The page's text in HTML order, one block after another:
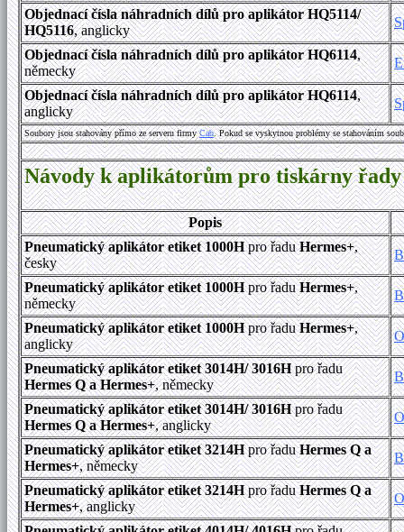
Objednací čísla náhradních dílů pro aplikátor HQ5114/
HQ5116, anglicky
Objednací čísla náhradních dílů pro aplikátor HQ6114,
německy
Objednací čísla náhradních dílů pro aplikátor HQ6114,
anglicky
Soubory jsou stahovány přímo ze serveru firmyCab. Pokud se vyskytnou problémy se stahováním
Návody k aplikátorům pro tiskárny řady
Popis
Pneumatický aplikátor etiket 1000Hpro řaduHermes+,
česky
Pneumatický aplikátor etiket 1000Hpro řaduHermes+,
německy
Pneumatický aplikátor etiket 1000Hpro řaduHermes+,
anglicky
Pneumatický aplikátor etiket 3014H/ 3016Hpro řadu
Hermes Q a Hermes+, německy
Pneumatický aplikátor etiket 3014H/ 3016Hpro řadu
Hermes Q a Hermes+, anglicky
Pneumatický aplikátor etiket 3214Hpro řaduHermes Q a
Hermes+, německy
Pneumatický aplikátor etiket 3214Hpro řaduHermes Q a
Hermes+, anglicky